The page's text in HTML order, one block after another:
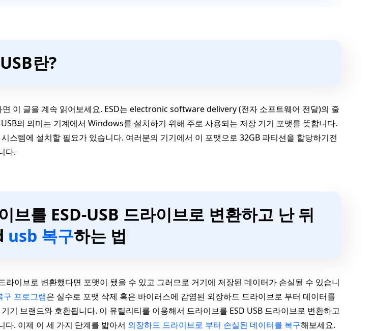
란?
면 이 글을 계속 읽어보세요. ESD는 electronic software delivery (전자 소프트웨어 전달)의 줄
의 의미는 기계에서 Windows를 설치하기 위해 주로 사용되는 저장 기기 포맷를 뜻합니다.
스템에 설치할 필요가 있습니다. 여러분의 기기에서 이 포맷으로 32GB 파티션을 할당하기전
다.
브를 ESD-USB 드라이브로 변환하고 난 뒤
usb 복구하는 법
라이브로 변환했다면 포맷이 됐을 수 있고 그러므로 거기에 저장된 데이터가 손실될 수 있습니
프로그램은 실수로 포맷 삭제 혹은 바이러스에 감염된 외장하드 드라이브로 부터 데이터를
기 브랜드와 호환됩니다. 이 유틸리티를 이용해서 드라이브를 ESD USB 드라이브로 변환하고
다. 이제 이 세 가지 단계를 밟아서 외장하드 드라이브로 부터 손실된 데이터를 복구해보세요.